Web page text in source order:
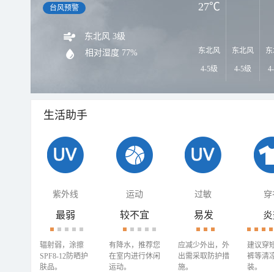
台风预警
东北风 3级
相对湿度 77% 东北风
4-5级
东北风
4-5级
27℃
生活助手
紫外线 运动 过敏 穿
最弱
辐射弱，涂擦
SPF8-12防晒护
肤品。
较不宜
有降水，推荐您
在室内进行休闲
运动。
易发
应减少外出，外
出需采取防护措
施。
建议穿
裤等清
装。